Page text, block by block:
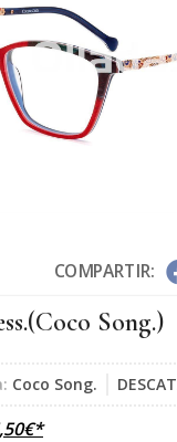
COMPARTIR:
(Coco Song.)
Coco Song.
€*